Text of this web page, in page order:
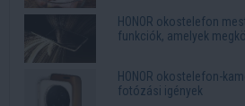
HONOR okostelefon
funkciók, amelyek
HONOR okostelefon-
fotózási igények